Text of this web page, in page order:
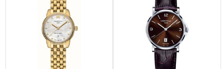
Brown Leather Quartz Watch
C0174101629700
C0330513311800